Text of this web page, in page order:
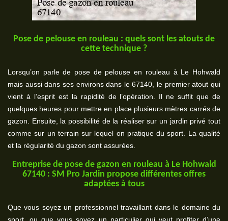
Pose de pelouse en rouleau : quels sont les atouts de
cette technique ?
Lorsqu’on parle de pose de pelouse en rouleau à Le Hohwald
mais aussi dans ses environs dans le 67140, le premier atout qui
vient à l’esprit est la rapidité de l’opération. Il ne suffit que de
quelques heures pour mettre en place plusieurs mètres carrés de
gazon. Ensuite, la possibilité de la réaliser sur un jardin privé tout
comme sur un terrain sur lequel on pratique du sport. La qualité
et la régularité du gazon sont assurées.
Entreprise de pose de gazon en rouleau à Le Hohwald
67140 : SM Pro Jardin propose différentes offres
adaptées à tous
Que vous soyez un professionnel travaillant dans le domaine du